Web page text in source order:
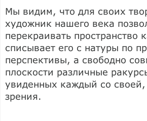
Мы видим, что для своих
художник нашего века
перекраивать пространство
списывает его с натуры по
перспективы, а свободно
плоскости различные
увиденных каждый со своей,
зрения.